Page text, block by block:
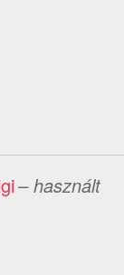
– használt